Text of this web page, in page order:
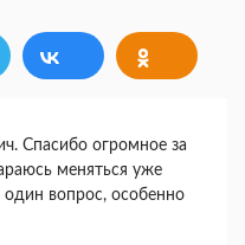
Спасибо огромное за
меняться уже
один вопрос, особенно